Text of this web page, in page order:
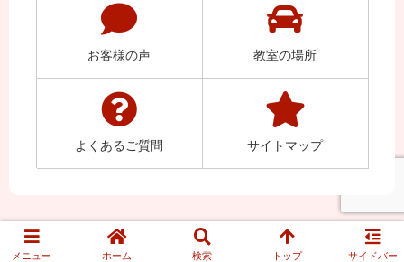
お客様の声 教室の場所
よくあるご質問 サイトマップ
© 2023 東川口のパソコン教室パステル.
メニュー ホーム 検索 トップ サイドバー